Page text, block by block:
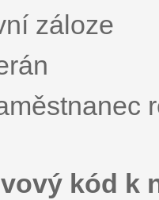
záloze
kód k